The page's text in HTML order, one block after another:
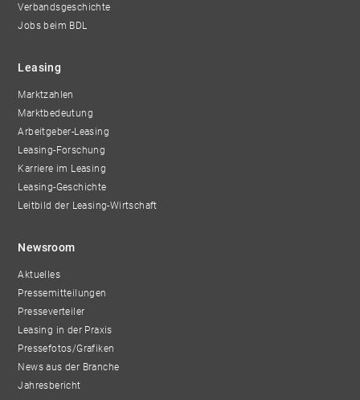
Verbandsgeschichte
Jobs beim BDL
Leasing
Marktzahlen
Marktbedeutung
Arbeitgeber-Leasing
Leasing-Forschung
Karriere im Leasing
Leasing-Geschichte
Leitbild der Leasing-Wirtschaft
Newsroom
Aktuelles
Pressemitteilungen
Presseverteiler
Leasing in der Praxis
Pressefotos/Grafiken
News aus der Branche
Jahresbericht